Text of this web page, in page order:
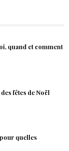
quand et comment
fêtes de Noël
quelles